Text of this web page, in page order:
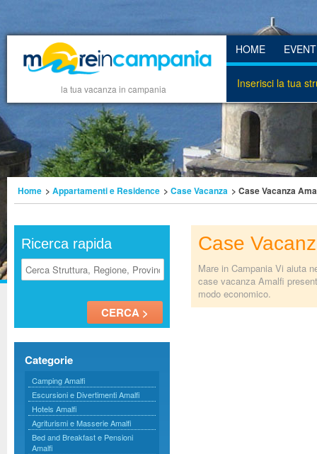
la tua vacanza in campania
HOME
Inserisci la tua
Home > Appartamenti e Residence > Case Vacanza > Case Vacanza
Ricerca rapida
Categorie
Camping Amalfi
Escursioni e Divertimenti Amalfi
Hotels Amalfi
Agriturismi e Masserie Amalfi
Bed and Breakfast e Pensioni
Amalfi
Case
Mare in Campania Vi aiuta
case vacanza Amalfi
modo economico.